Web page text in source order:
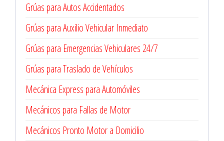
Grúas para Autos Accidentados
Grúas para Auxilio Vehicular Inmediato
Grúas para Emergencias Vehiculares 24/7
Grúas para Traslado de Vehículos
Mecánica Express para Automóviles
Mecánicos para Fallas de Motor
Mecánicos Pronto Motor a Domicilio